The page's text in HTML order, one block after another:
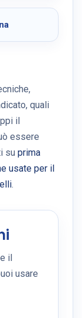
quali
il
essere
su prima
usate per il
.
il
usare